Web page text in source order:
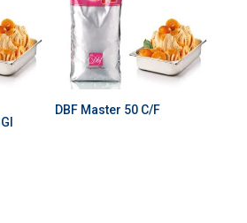
DBF Master 50 C/F